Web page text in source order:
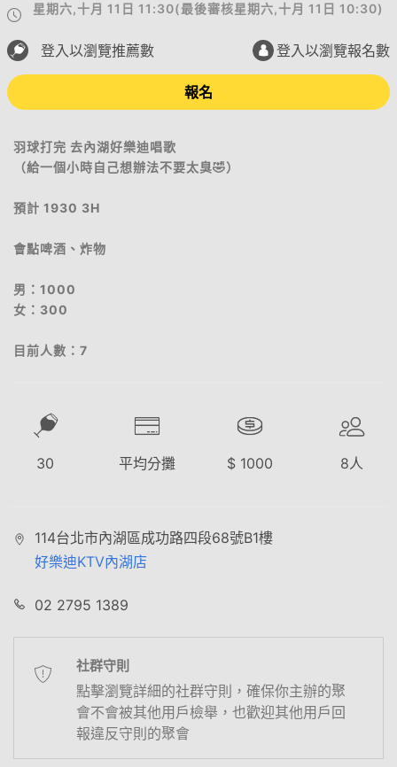
星期六,十月 11日 11:30(最後審核星期六,十月 11日 10:30)
登入以瀏覽推薦數 登入以瀏覽報名數
報名
羽球打完 去內湖好樂迪唱歌
（給一個小時自己想辦法不要太臭🤣）
預計 1930 3H
會點啤酒、炸物
男：1000
女：300
目前人數：7
30 平均分攤 $ 1000 8人
114台北市內湖區成功路四段68號B1樓
好樂迪KTV內湖店
02 2795 1389
社群守則
點擊瀏覽詳細的社群守則，確保你主辦的聚
會不會被其他用戶檢舉，也歡迎其他用戶回
報違反守則的聚會